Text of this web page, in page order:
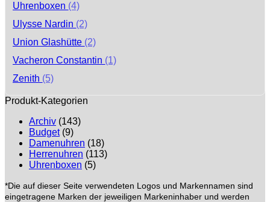
Uhrenboxen (4)
Ulysse Nardin (2)
Union Glashütte (2)
Vacheron Constantin (1)
Zenith (5)
Produkt-Kategorien
Archiv (143)
Budget (9)
Damenuhren (18)
Herrenuhren (113)
Uhrenboxen (5)
*Die auf dieser Seite verwendeten Logos und Markennamen sind
eingetragene Marken der jeweiligen Markeninhaber und werden